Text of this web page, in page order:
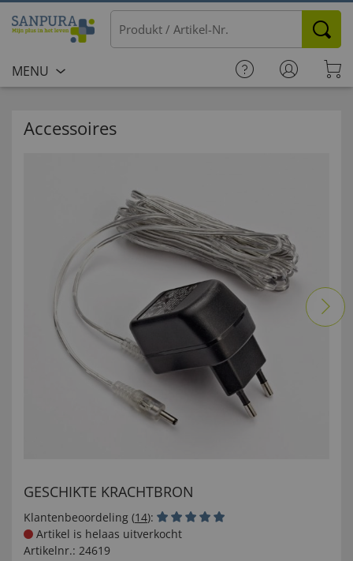
MENU
Accessoires
GESCHIKTE KRACHTBRON
Klantenbeoordeling (14):
Artikel is helaas uitverkocht
Artikelnr.: 24619